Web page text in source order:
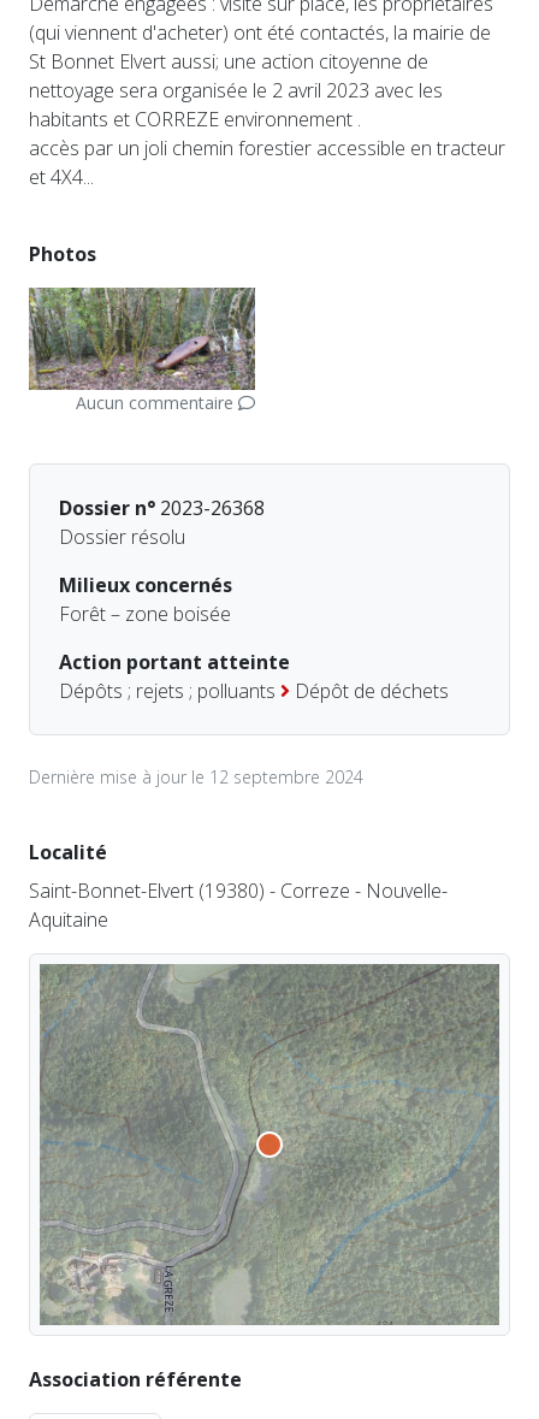
(qui viennent d'acheter) ont été contactés, la mairie de
St Bonnet Elvert aussi; une action citoyenne de
nettoyage sera organisée le 2 avril 2023 avec les
habitants et CORREZE environnement .
accès par un joli chemin forestier accessible en tracteur
et 4X4...
Photos
Aucun commentaire
Dossier n° 2023-26368
Dossier résolu
Milieux concernés
Forêt – zone boisée
Action portant atteinte
Dépôts ; rejets ; polluants
Dépôt de déchets
Dernière mise à jour le 12 septembre 2024
Localité
Saint-Bonnet-Elvert (19380) - Correze - Nouvelle-
Aquitaine
Association référente